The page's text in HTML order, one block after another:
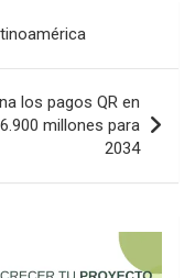
los pagos QR en
millones para
2034